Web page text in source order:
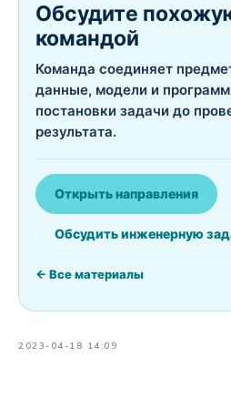
Обсудите
командой
Команда соединяет
данные, модели и
постановки задачи до
результата.
Открыть направления
Обсудить инженерную
← Все материалы
2023-04-18 14:09